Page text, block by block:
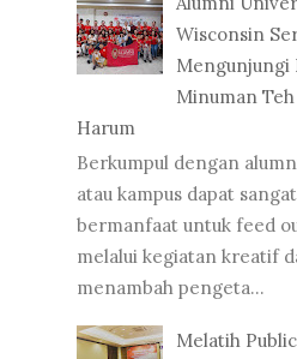
Wisconsin
Mengunjungi
Minuman Teh
Harum
Berkumpul dengan
atau kampus dapat sangat
bermanfaat untuk feed
melalui kegiatan kreatif
menambah pengeta...
Melatih